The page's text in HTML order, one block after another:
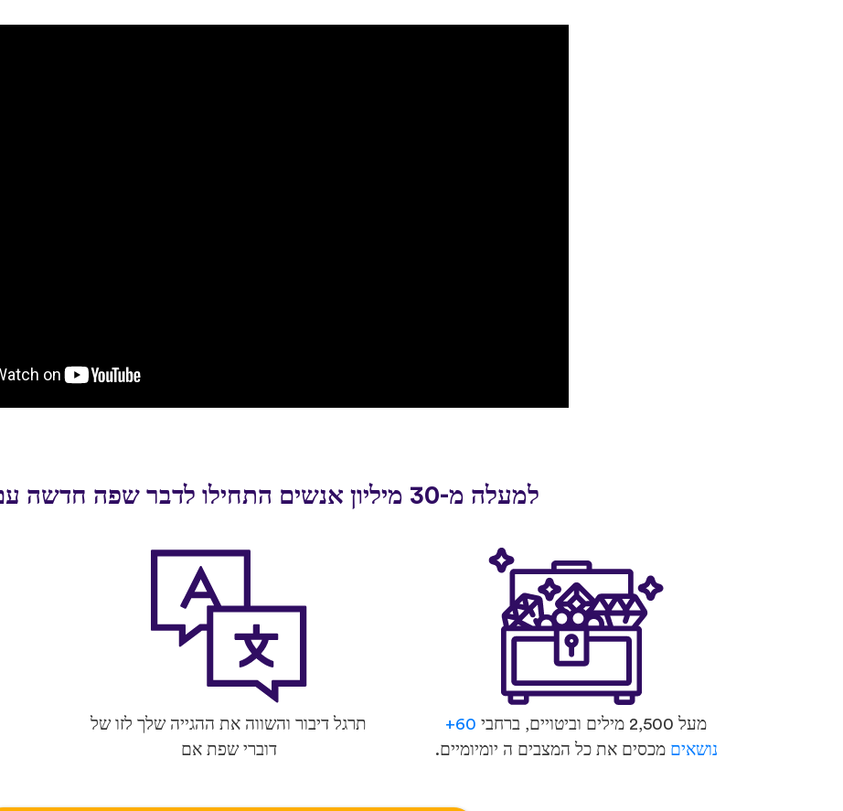
למעלה מ-30 מיליון אנשים התחילו לדבר שפה חדשה עם uTalk
מעל 2,500 מילים וביטויים, ברחבי
60+
נושאים מכסים את כל המצבים ה יומיומיים.
תרגל דיבור והשווה את ההגייה שלך לזו של
דוברי שפת אם